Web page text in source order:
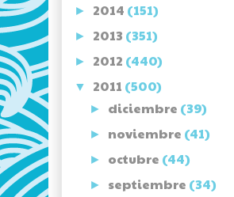
► 2014 (151)
► 2013 (351)
► 2012 (440)
▼ 2011 (500)
► diciembre (39)
► noviembre (41)
► octubre (44)
► septiembre (34)